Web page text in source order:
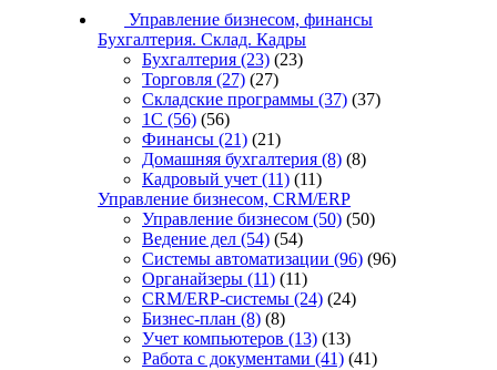
Управление бизнесом, финансы
Бухгалтерия. Склад. Кадры
Бухгалтерия (23) (23)
Торговля (27) (27)
Складские программы (37) (37)
1С (56) (56)
Финансы (21) (21)
Домашняя бухгалтерия (8) (8)
Кадровый учет (11) (11)
Управление бизнесом, CRM/ERP
Управление бизнесом (50) (50)
Ведение дел (54) (54)
Системы автоматизации (96) (96)
Органайзеры (11) (11)
CRM/ERP-системы (24) (24)
Бизнес-план (8) (8)
Учет компьютеров (13) (13)
Работа с документами (41) (41)